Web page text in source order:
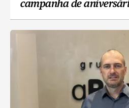
campanha de